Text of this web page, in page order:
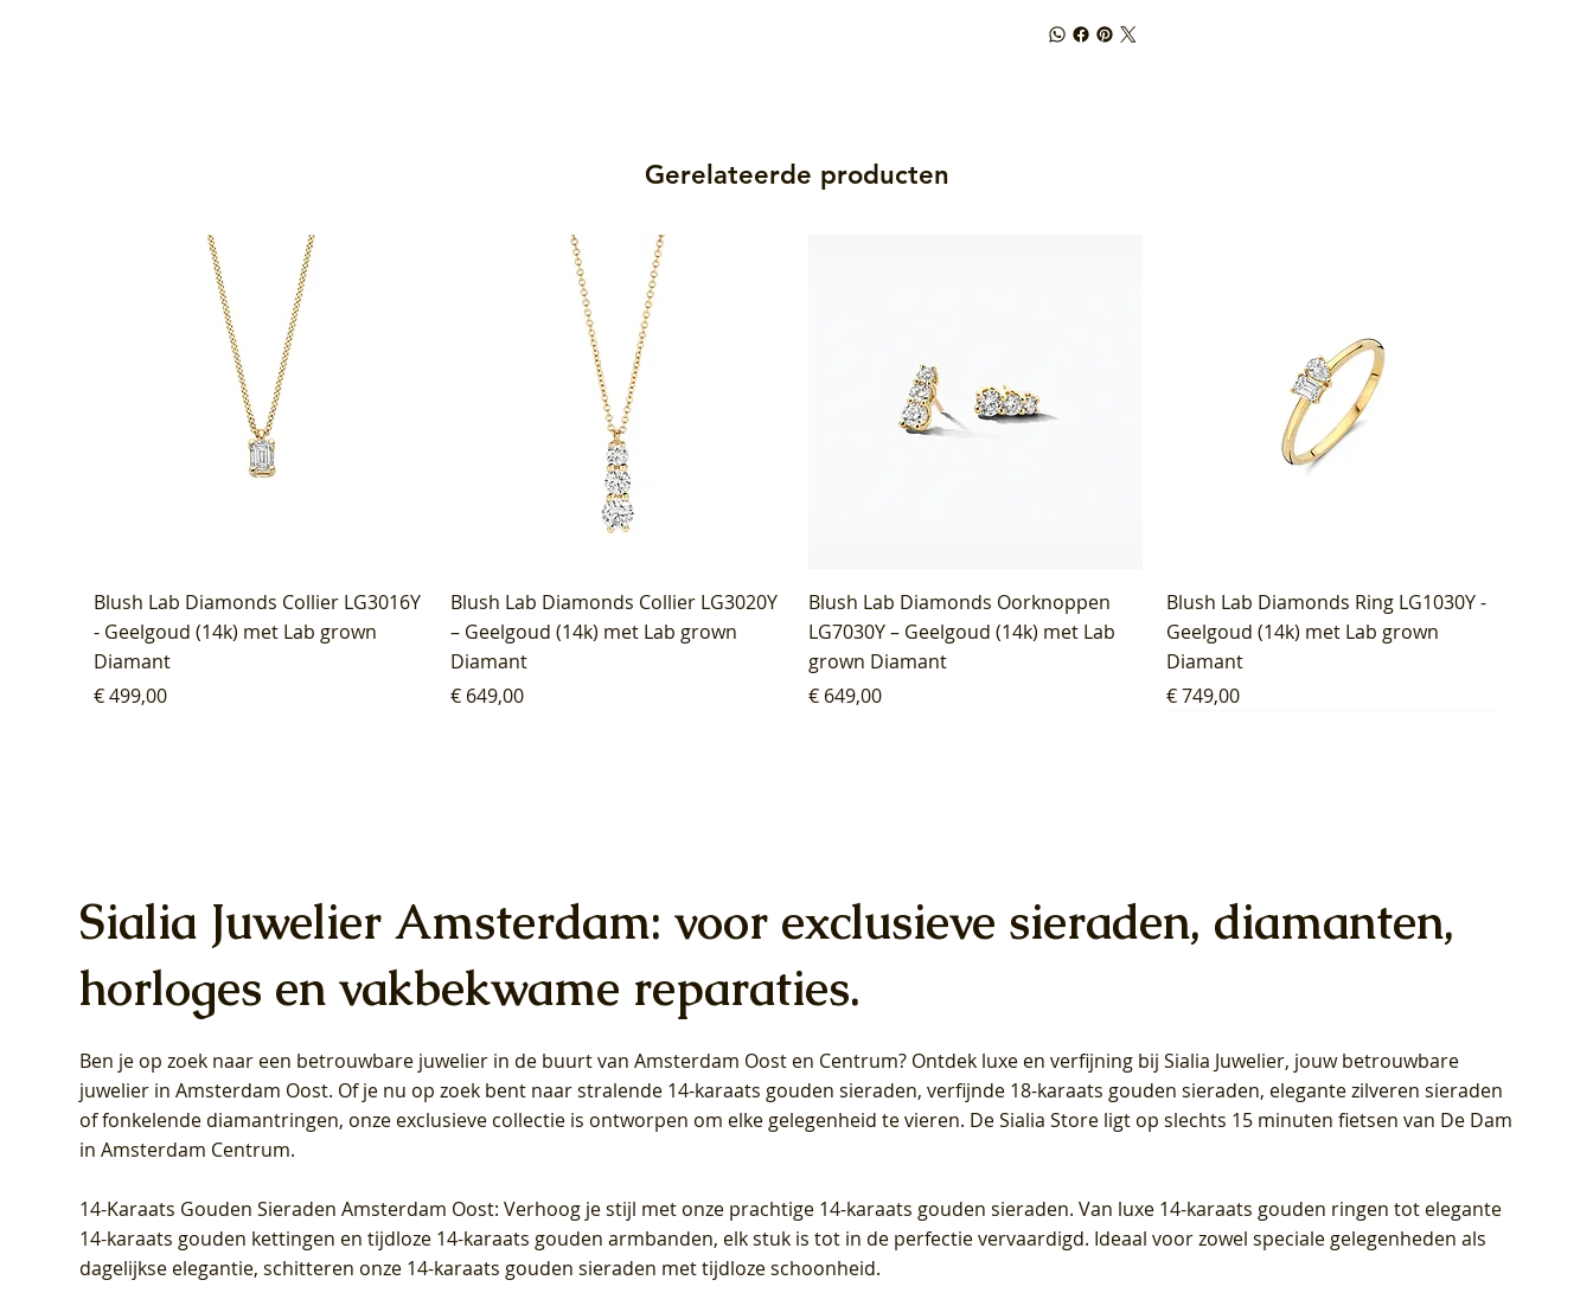
Gerelateerde producten
Blush Lab Diamonds Collier LG3016Y
- Geelgoud (14k) met Lab grown
Diamant
Prijs
€ 499,00
Blush Lab Diamonds Collier LG3020Y
– Geelgoud (14k) met Lab grown
Diamant
Prijs
€ 649,00
Blush Lab Diamonds Oorknoppen
LG7030Y – Geelgoud (14k) met Lab
grown Diamant
Prijs
€ 649,00
Blush Lab Diamonds Ring LG1030Y -
Geelgoud (14k) met Lab grown
Diamant
Prijs
€ 749,00
Blush Lab Diamonds Oorhangers
LG9006Y/S - Geelgoud (14k) met Lab
grown Diamant
Blush Lab Diamonds Oorhangers
LG9007Y/S - Geelgoud (14k) met Lab
grown Diamant
Blush Lab Diamonds Ring LG1028Y -
Geelgoud (14k) met Lab grown
Diamant
Blush Lab Diamonds Collier LG3014Y
- Geelgoud (14k) met Lab grown
Diamant
Blush Lab Diamonds Collier LG3019Y
– Geelgoud (14k) met Lab grown
Diamant
Blush Lab Diamonds Ring LG1042Y –
Geelgoud (14k) met Lab grown
Diamant
Blush Lab Diamonds Oorknoppen
LG7027Y - Geelgoud (14k) met Lab
grown Diamant
Blush Lab Diamonds Ring LG1029Y -
Geelgoud (14k) met Lab grown
Diamant
Blush Lab Diamonds Ring LG1031Y -
Geelgoud (14k) met Lab grown
Diamant
Blush Lab Diamonds Ring LG1044Y –
Geelgoud (14k) met Lab grown
Diamant
Blush Lab Diamonds Oorknoppen
LG7026Y - Geelgoud (14k) met Lab
grown Diamant
Blush Lab Diamonds Oorknoppen
LG7033Y – Geelgoud (14k) met Lab
grown Diamant
Sialia Juwelier Amsterdam: voor exclusieve sieraden, diamanten,
horloges en vakbekwame reparaties.
Ben je op zoek naar een betrouwbare juwelier in de buurt van Amsterdam Oost en Centrum? Ontdek luxe en verfijning bij Sialia Juwelier, jouw betrouwbare
juwelier in Amsterdam Oost. Of je nu op zoek bent naar stralende 14-karaats gouden sieraden, verfijnde 18-karaats gouden sieraden, elegante zilveren sieraden
of fonkelende diamantringen, onze exclusieve collectie is ontworpen om elke gelegenheid te vieren. De Sialia Store ligt op slechts 15 minuten fietsen van De Dam
in Amsterdam Centrum.
14-Karaats Gouden Sieraden Amsterdam Oost: Verhoog je stijl met onze prachtige 14-karaats gouden sieraden. Van luxe 14-karaats gouden ringen tot elegante
14-karaats gouden kettingen en tijdloze 14-karaats gouden armbanden, elk stuk is tot in de perfectie vervaardigd. Ideaal voor zowel speciale gelegenheden als
dagelijkse elegantie, schitteren onze 14-karaats gouden sieraden met tijdloze schoonheid.